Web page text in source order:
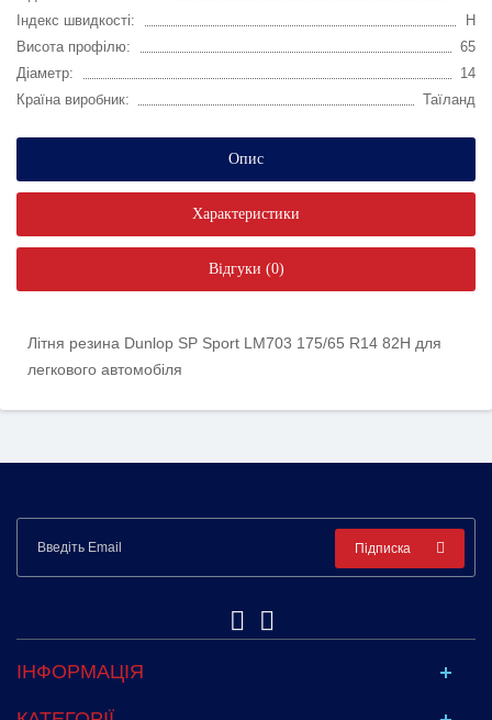
Індекс швидкості:
H
Висота профілю:
65
Діаметр:
14
Країна виробник:
Таїланд
Опис
Характеристики
Відгуки (0)
Літня резина Dunlop SP Sport LM703 175/65 R14 82H для
легкового автомобіля
Підписка
ІНФОРМАЦІЯ